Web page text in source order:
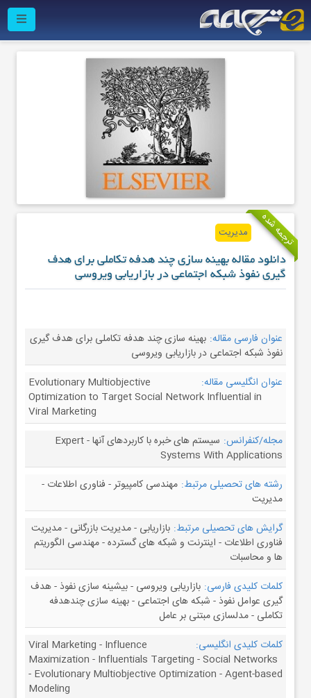
ترجمه شده مدیریت
دانلود مقاله بهینه سازی چند هدفه تکاملی برای هدف
گیری نفوذ شبکه اجتماعی در بازاریابی ویروسی
عنوان فارسی مقاله: بهینه سازی چند هدفه تکاملی برای هدف گیری
نفوذ شبکه اجتماعی در بازاریابی ویروسی
عنوان انگلیسی مقاله:
Evolutionary Multiobjective
Optimization to Target Social Network Influential in
Viral Marketing
مجله/کنفرانس:
سیستم های خبره با کاربردهای آنها - Expert
Systems With Applications
رشته های تحصیلی مرتبط: مهندسی کامپیوتر - فناوری اطلاعات -
مدیریت
گرایش های تحصیلی مرتبط: بازاریابی - مدیریت بازرگانی - مدیریت
فناوری اطلاعات - اینترنت و شبکه های گسترده - مهندسی الگوریتم
ها و محاسبات
کلمات کلیدی فارسی: بازاریابی ویروسی - بیشینه سازی نفوذ - هدف
گیری عوامل نفوذ - شبکه های اجتماعی - بهینه سازی چندهدفه
تکاملی - مدلسازی مبتنی بر عامل
کلمات کلیدی انگلیسی:
Viral Marketing - Influence
Maximization - Influentials Targeting - Social Networks
- Evolutionary Multiobjective Optimization - Agent-based
Modeling